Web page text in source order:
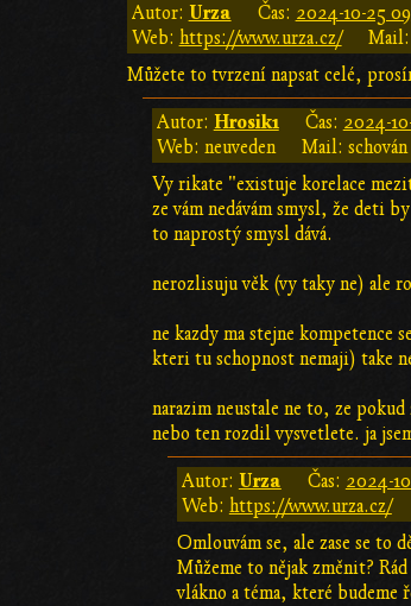
Autor: Urza Čas: 2024-10-25
Web: https://www.urza.cz/
Mail:
Můžete to tvrzení napsat celé,
Autor: Hrosik1 Čas: 2024-
Web: neuveden
Mail: schován
Vy rikate "existuje korelace
ze vám nedávám smysl, že deti
to naprostý smysl dává.
nerozlisuju věk (vy taky ne) ale
ne kazdy ma stejne kompetence
kteri tu schopnost nemaji) take
narazim neustale ne to, ze
nebo ten rozdil vysvetlete. ja
Autor: Urza Čas: 2024-
Web: https://www.urza.cz/
Omlouvám se, ale zase se to
Můžeme to nějak změnit?
vlákno a téma, které budeme